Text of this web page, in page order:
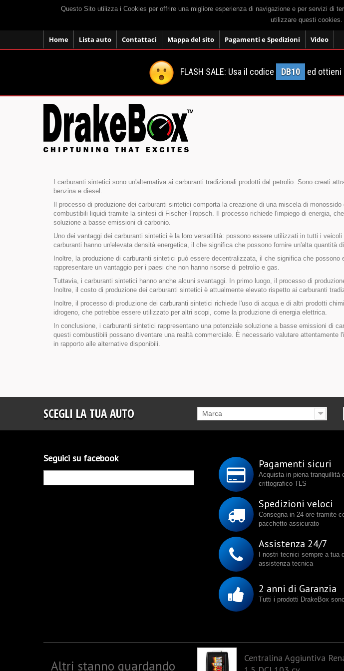
Questo Sito utilizza i Cookies per offrire una migliore esperienza di navigazione e per servizi di
utilizzare questi cookies.
Home Lista auto Contattaci Mappa del sito Pagamenti e Spedizioni Video
FLASH SALE: Usa il codice DB10 ed ottieni
I carburanti sintetici sono un'alternativa ai carburanti tradizionali prodotti dal petrolio. Sono creati
benzina e diesel.
Il processo di produzione dei carburanti sintetici comporta la creazione di una miscela di
combustibili liquidi tramite la sintesi di Fischer-Tropsch. Il processo richiede l'impiego di energia,
soluzione a basse emissioni di carbonio.
Uno dei vantaggi dei carburanti sintetici è la loro versatilità: possono essere utilizzati in tutti i
carburanti hanno un'elevata densità energetica, il che significa che possono fornire un'alta quantità
Inoltre, la produzione di carburanti sintetici può essere decentralizzata, il che significa che
rappresentare un vantaggio per i paesi che non hanno risorse di petrolio e gas.
Tuttavia, i carburanti sintetici hanno anche alcuni svantaggi. In primo luogo, il processo di
Inoltre, il costo di produzione dei carburanti sintetici è attualmente elevato rispetto ai carburanti
Inoltre, il processo di produzione dei carburanti sintetici richiede l'uso di acqua e di altri prodotti
idrogeno, che potrebbe essere utilizzato per altri scopi, come la produzione di energia elettrica.
In conclusione, i carburanti sintetici rappresentano una potenziale soluzione a basse emissioni di
questi combustibili possano diventare una realtà commerciale. È necessario valutare
in rapporto alle alternative disponibili.
SCEGLI LA TUA AUTO Marca
Seguici su facebook Pagamenti sicuri
Acquista in piena tranquillità
crittografico TLS
Spedizioni veloci
Consegna in 24 ore tramite
pacchetto assicurato
Assistenza 24/7
I nostri tecnici sempre a tua
assistenza tecnica
2 anni di Garanzia
Tutti i prodotti DrakeBox
Altri stanno guardando
Centralina Aggiuntiva